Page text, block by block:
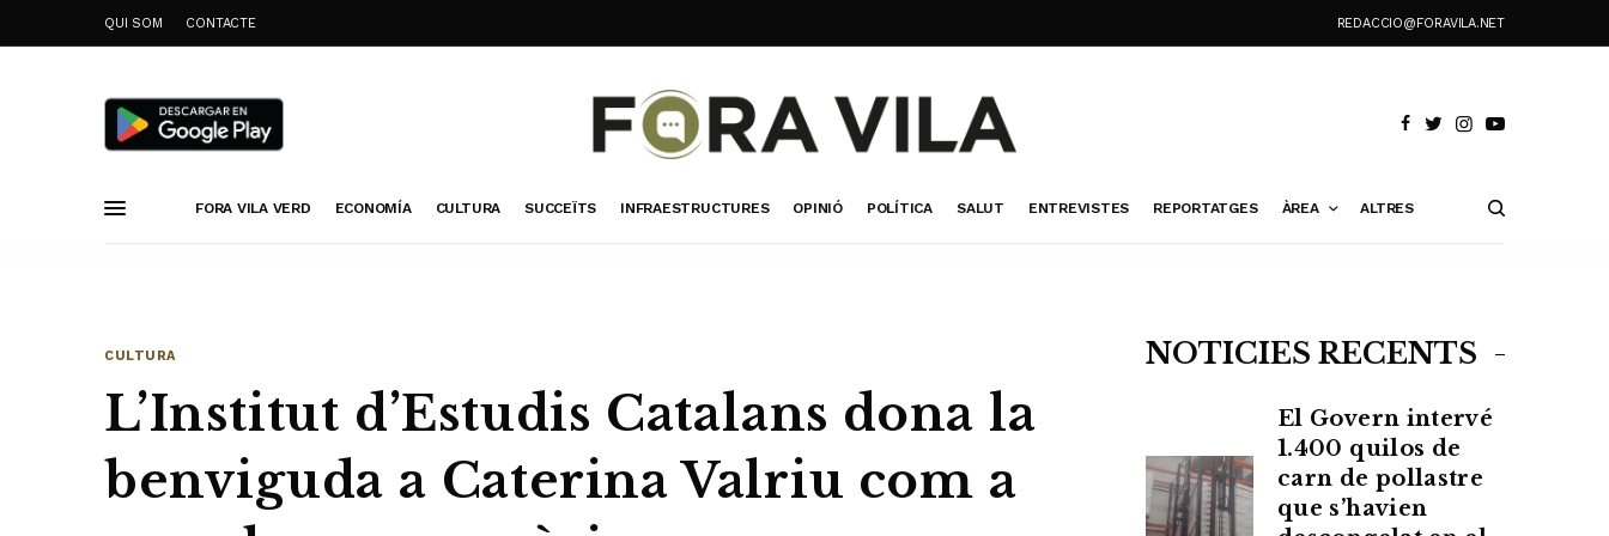
QUI SOM CONTACTE REDACCIO@FORAVILA.NET
FORA VILA VERD ECONOMÍA CULTURA SUCCEÏTS INFRAESTRUCTURES OPINIÓ POLÍTICA SALUT ENTREVISTES REPORTATGES ÀREA ALTRES
CULTURA
L’Institut d’Estudis Catalans dona la
benviguda a Caterina Valriu com a
NOTÍCIES RECENTS
El Govern intervé
1.400 quilos de
carn de pollastre
que s’havien